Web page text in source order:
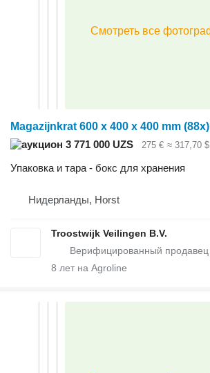
Magazijnkrat 600 x 400 x 400 mm (88x)
3 771 000 UZS
275 € ≈ 317,70 $
Упаковка и тара - бокс для хранения
Нидерланды, Horst
Troostwijk Veilingen B.V.
8 лет на Agroline